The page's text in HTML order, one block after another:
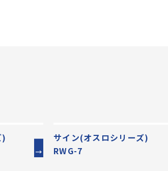
)
サイン(オスロシリーズ)
RWG-7